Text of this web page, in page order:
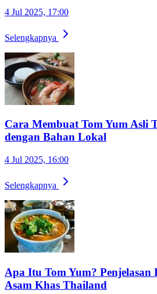
4 Jul 2025, 17:00
Selengkapnya
Cara Membuat Tom Yum Asli
dengan Bahan Lokal
4 Jul 2025, 16:00
Selengkapnya
Apa Itu Tom Yum? Penjelasan
Asam Khas Thailand